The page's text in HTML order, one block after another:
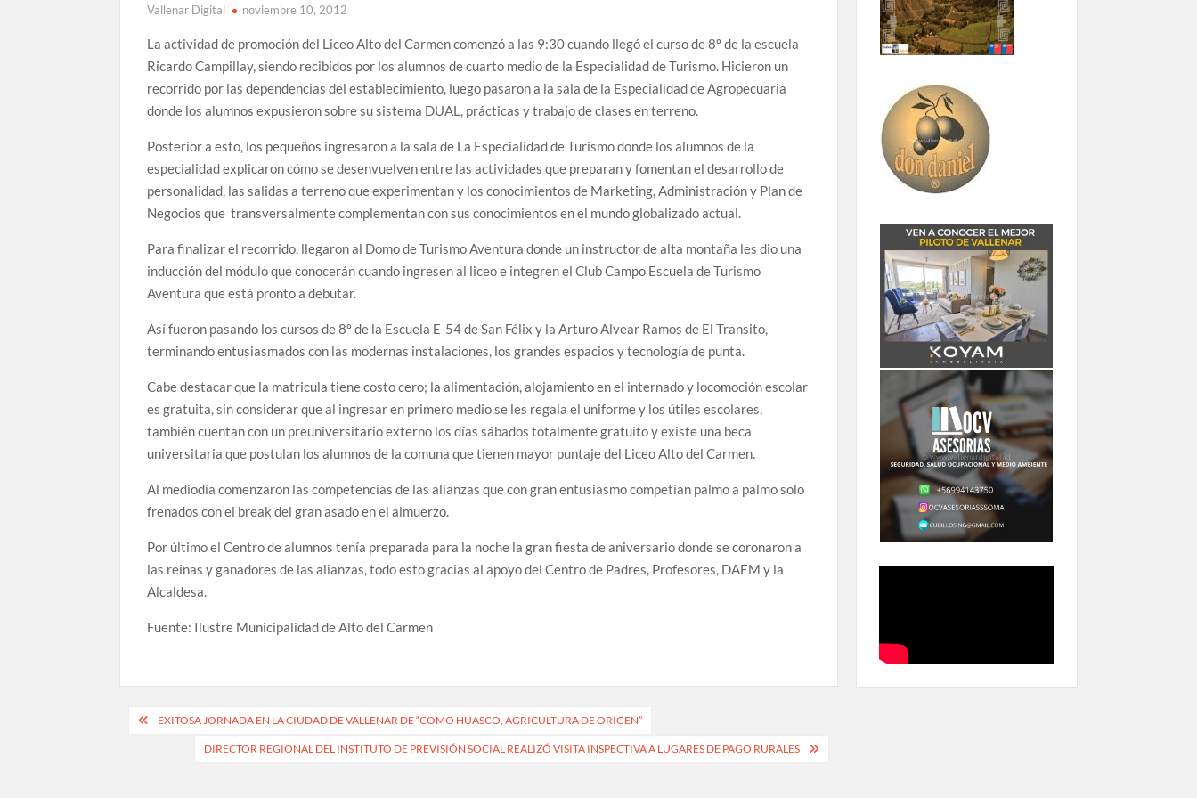
Vallenar Digital noviembre 10, 2012
La actividad de promoción del Liceo Alto del Carmen comenzó a las 9:30 cuando llegó el curso de 8º de la escuela
Ricardo Campillay, siendo recibidos por los alumnos de cuarto medio de la Especialidad de Turismo. Hicieron un
recorrido por las dependencias del establecimiento, luego pasaron a la sala de la Especialidad de Agropecuaria
donde los alumnos expusieron sobre su sistema DUAL, prácticas y trabajo de clases en terreno.
Posterior a esto, los pequeños ingresaron a la sala de La Especialidad de Turismo donde los alumnos de la
especialidad explicaron cómo se desenvuelven entre las actividades que preparan y fomentan el desarrollo de
personalidad, las salidas a terreno que experimentan y los conocimientos de Marketing, Administración y Plan de
Negocios que transversalmente complementan con sus conocimientos en el mundo globalizado actual.
Para finalizar el recorrido, llegaron al Domo de Turismo Aventura donde un instructor de alta montaña les dio una
inducción del módulo que conocerán cuando ingresen al liceo e integren el Club Campo Escuela de Turismo
Aventura que está pronto a debutar.
Así fueron pasando los cursos de 8º de la Escuela E-54 de San Félix y la Arturo Alvear Ramos de El Transito,
terminando entusiasmados con las modernas instalaciones, los grandes espacios y tecnología de punta.
Cabe destacar que la matricula tiene costo cero; la alimentación, alojamiento en el internado y locomoción escolar
es gratuita, sin considerar que al ingresar en primero medio se les regala el uniforme y los útiles escolares,
también cuentan con un preuniversitario externo los días sábados totalmente gratuito y existe una beca
universitaria que postulan los alumnos de la comuna que tienen mayor puntaje del Liceo Alto del Carmen.
Al mediodía comenzaron las competencias de las alianzas que con gran entusiasmo competían palmo a palmo solo
frenados con el break del gran asado en el almuerzo.
Por último el Centro de alumnos tenía preparada para la noche la gran fiesta de aniversario donde se coronaron a
las reinas y ganadores de las alianzas, todo esto gracias al apoyo del Centro de Padres, Profesores, DAEM y la
Alcaldesa.
Fuente: Ilustre Municipalidad de Alto del Carmen
Navegación
EXITOSA JORNADA EN LA CIUDAD DE VALLENAR DE “COMO HUASCO, AGRICULTURA DE ORIGEN”
DIRECTOR REGIONAL DEL INSTITUTO DE PREVISIÓN SOCIAL REALIZÓ VISITA INSPECTIVA A LUGARES DE PAGO RURALES